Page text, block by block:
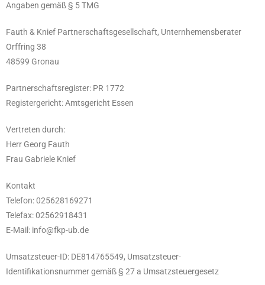
Angaben gemäß § 5 TMG
Fauth & Knief Partnerschaftsgesellschaft, Unternhemensberater
Orffring 38
48599 Gronau
Partnerschaftsregister: PR 1772
Registergericht: Amtsgericht Essen
Vertreten durch:
Herr Georg Fauth
Frau Gabriele Knief
Kontakt
Telefon: 025628169271
Telefax: 02562918431
E-Mail: info@fkp-ub.de
Umsatzsteuer-ID: DE814765549, Umsatzsteuer-
Identifikationsnummer gemäß § 27 a Umsatzsteuergesetz